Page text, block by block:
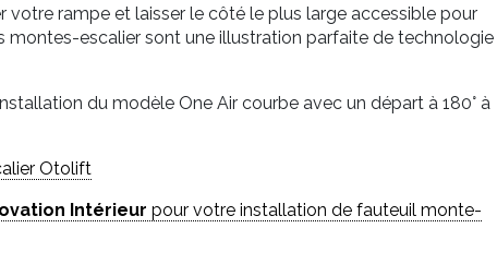
votre rampe et laisser le côté le plus large accessible pour
montes-escalier sont une illustration parfaite de technologie
du modèle One Air courbe avec un départ à 180° à
Otolift
Intérieur pour votre installation de fauteuil monte-